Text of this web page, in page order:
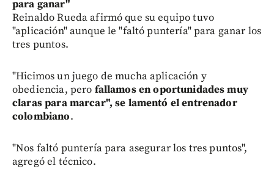
para ganar"
Reinaldo Rueda afirmó que su equipo tuvo
"aplicación" aunque le "faltó puntería" para ganar los
tres puntos.
"Hicimos un juego de mucha aplicación y
obediencia, pero fallamos en oportunidades muy
claras para marcar", se lamentó el entrenador
colombiano.
"Nos faltó puntería para asegurar los tres puntos",
agregó el técnico.